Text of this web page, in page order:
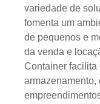
variedade de
fomenta um
de pequenos e
da venda e
Container facilita
armazenamento,